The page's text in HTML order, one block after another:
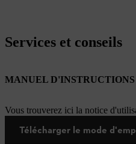
Services et conseils
MANUEL D'INSTRUCTIONS
Vous trouverez ici la notice
Télécharger le mode